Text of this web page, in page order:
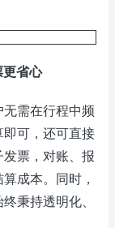
更省心
需在行程中频
可，还可直接
票，对账、报
成本。同时，
秉持透明化、